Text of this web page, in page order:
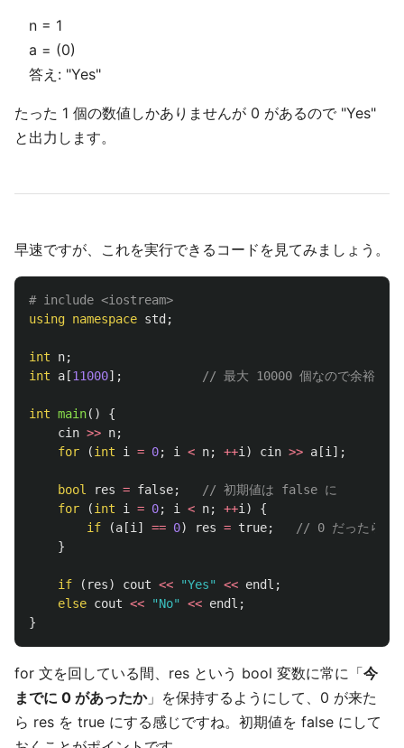
n = 1
a = (0)
答え: "Yes"
たった 1 個の数値しかありませんが 0 があるので "Yes"
と出力します。
早速ですが、これを実行できるコードを見てみましょう。
using namespace std ;
int n;
int
a [11000]; // 最大 10000 個なので余裕を
int main()
{
cin >> n;
for
(int i = 0; i < n; ++i ) cin >> a [i ];
bool res = false;
// 初期値は false に
for
(int i = 0; i < n; ++i )
{
if
(a [i ] == 0) res = true;
// 0 だったら
}
if ( res) cout << "Yes" << endl ;
else cout << "No" << endl ;
}
for 文を回している間、res という bool 変数に常に「今
までに 0 があったか」を保持するようにして、0 が来た
ら res を true にする感じですね。初期値を false にして